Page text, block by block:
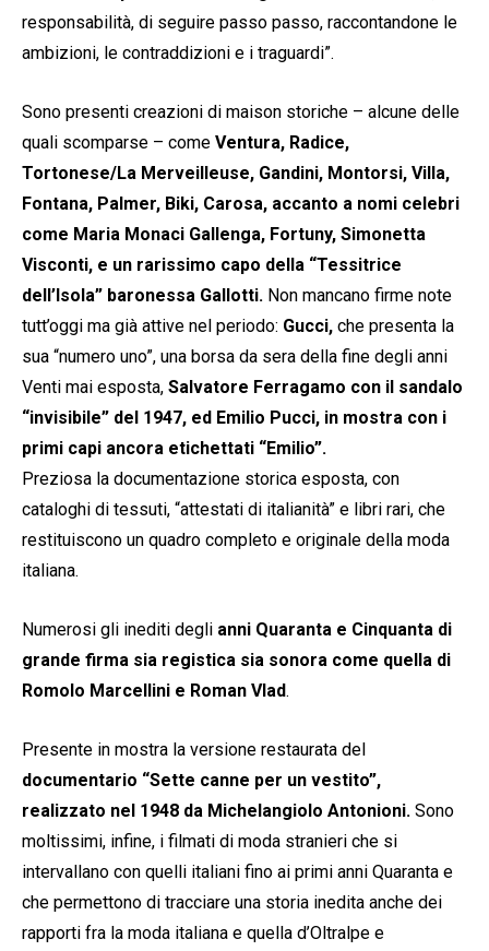
responsabilità, di seguire passo passo, raccontandone le
ambizioni, le contraddizioni e i traguardi”.
Sono presenti creazioni di maison storiche – alcune delle
quali scomparse – come Ventura, Radice,
Tortonese/La Merveilleuse, Gandini, Montorsi, Villa,
Fontana, Palmer, Biki, Carosa, accanto a nomi celebri
come Maria Monaci Gallenga, Fortuny, Simonetta
Visconti, e un rarissimo capo della “Tessitrice
dell’Isola” baronessa Gallotti. Non mancano firme note
tutt’oggi ma già attive nel periodo: Gucci, che presenta la
sua “numero uno”, una borsa da sera della fine degli anni
Venti mai esposta, Salvatore Ferragamo con il sandalo
“invisibile” del 1947, ed Emilio Pucci, in mostra con i
primi capi ancora etichettati “Emilio”.
Preziosa la documentazione storica esposta, con
cataloghi di tessuti, “attestati di italianità” e libri rari, che
restituiscono un quadro completo e originale della moda
italiana.
Numerosi gli inediti degli anni Quaranta e Cinquanta di
grande firma sia registica sia sonora come quella di
Romolo Marcellini e Roman Vlad.
Presente in mostra la versione restaurata del
documentario “Sette canne per un vestito”,
realizzato nel 1948 da Michelangiolo Antonioni. Sono
moltissimi, infine, i filmati di moda stranieri che si
intervallano con quelli italiani fino ai primi anni Quaranta e
che permettono di tracciare una storia inedita anche dei
rapporti fra la moda italiana e quella d’Oltralpe e